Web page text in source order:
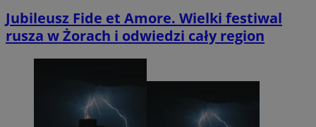
Jubileusz Fide et Amore. Wielki festiwal
rusza w Żorach i odwiedzi cały region